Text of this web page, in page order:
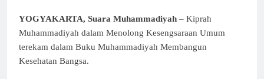
YOGYAKARTA, Suara Muhammadiyah – Kiprah
Muhammadiyah dalam Menolong Kesengsaraan Umum
terekam dalam Buku Muhammadiyah Membangun
Kesehatan Bangsa.